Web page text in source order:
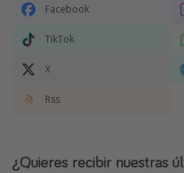
Facebook
TikTok
X
Rss
¿Quieres recibir nuestras